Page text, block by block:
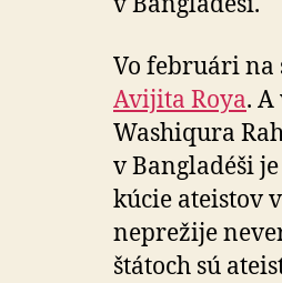
Vo februári na
Avijita Roya.
Washiqura
v Bangla­déši
kúcie ateistov
neprežije
štátoch sú